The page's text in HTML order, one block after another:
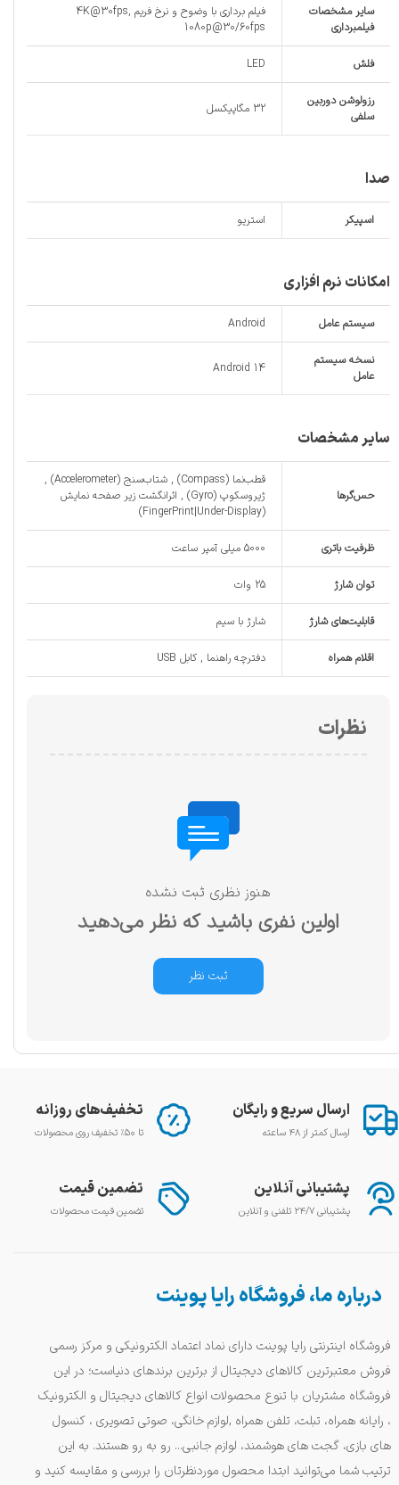
سایر مشخصات
فیلمبرداری
فیلم برداری با وضوح و نرخ فریم 4K@30fps,
1080p@30/60fps
فلش LED
رزولوشن دوربین
سلفی
32 مگاپیکسل
صدا
اسپیکر استریو
امکانات نرم افزاری
سیستم عامل Android
نسخه سیستم
عامل
Android 14
سایر مشخصات
حس‌گرها
قطب‌نما (Compass) , شتاب‌سنج (Accelerometer) ,
ژیروسکوپ (Gyro) , اثرانگشت زیر صفحه نمایش
(FingerPrint|Under-Display)
ظرفیت باتری 5000 میلی آمپر ساعت
توان شارژ 25 وات
قابلیت‌های شارژ شارژ با سیم
اقلام همراه دفترچه‌ راهنما , کابل USB
نظرات
هنوز نظری ثبت نشده
اولین نفری باشید که نظر می‌دهید
ثبت نظر
درباره ما، فروشگاه رایا پوینت
فروشگاه اینترنتی رایا پوینت دارای نماد اعتماد الکترونیکی و مرکز رسمی
فروش معتبرترین کالاهای دیجیتال از برترین برندهای دنیاست؛ در این
فروشگاه مشتریان با تنوع محصولات انواع کالاهای دیجیتال و الکترونیک
، رایانه همراه، تبلت، تلفن همراه ,لوازم خانگی، صوتی تصویری ، کنسول
های بازی، گجت های هوشمند، لوازم جانبی... رو به رو هستند. به این
ترتیب شما می‌توانید ابتدا محصول موردنظرتان را بررسی و مقایسه کنید و
ارسال سریع و رایگان
ارسال کمتر از ۴۸ ساعته
تخفیف‌های روزانه
تا ۵۰٪ تخفیف روی محصولات
پشتیبانی آنلاین
پشتیبانی ۲۴/۷ تلفنی و آنلاین
تضمین قیمت
تضمین قیمت محصولات